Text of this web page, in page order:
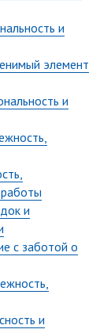
и
элемент
и
и
с заботой о
и